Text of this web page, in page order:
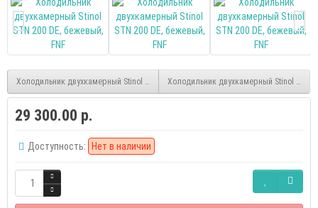
Холодильник двухкамерный Stinol STN 200 DG, серый, FNFХолодильник двухкамерный Stinol STN
29 300.00 р.
Доступность: Нет в наличии